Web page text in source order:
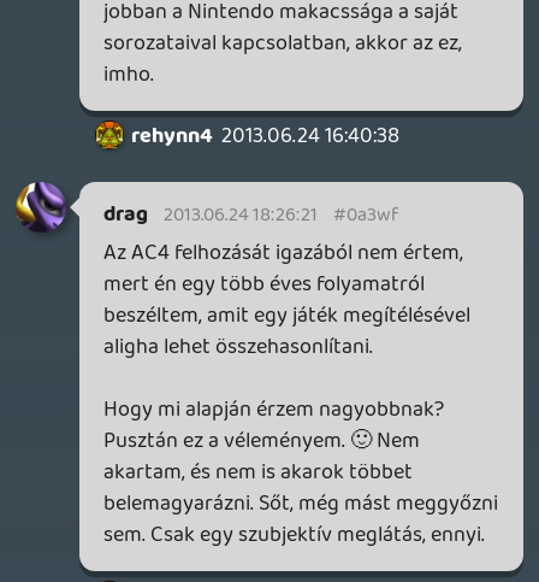
rehynn4 2013.06.24 16:40:38
zaz
Ja.
Bejelentettek egy számozott Final
ahogy az egész világ is.
Ez van.
Szép volt SE!
rehynn4 2013.06.24 16:40:38 #0a3wb
Miért kell alkotni egy tipikus "buta
egy egész csoportjára alkalmazni? Aki örül
a 3D Landnek meg a DKC:TF-nek, az miért
lett idomítva?
És miért elfogadottabb örülni egy
generáción belül a hetedik Assassin's
Creednek meg leginkább csak a címében
más autószimulátornak, mint 20 év alatt